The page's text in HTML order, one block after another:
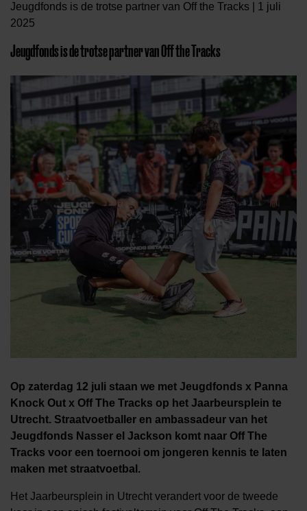
Jeugdfonds is de trotse partner van Off the Tracks | 1 juli
2025
Jeugdfonds is de trotse partner van Off the Tracks
Op zaterdag 12 juli staan we met Jeugdfonds x Panna
Knock Out x Off The Tracks op het Jaarbeursplein te
Utrecht. Straatvoetballer en ambassadeur van het
Jeugdfonds Nasser el Jackson komt naar Off The
Tracks voor een toernooi om jongeren kennis te laten
maken met straatvoetbal.
Het Jaarbeursplein in Utrecht verandert voor de tweede